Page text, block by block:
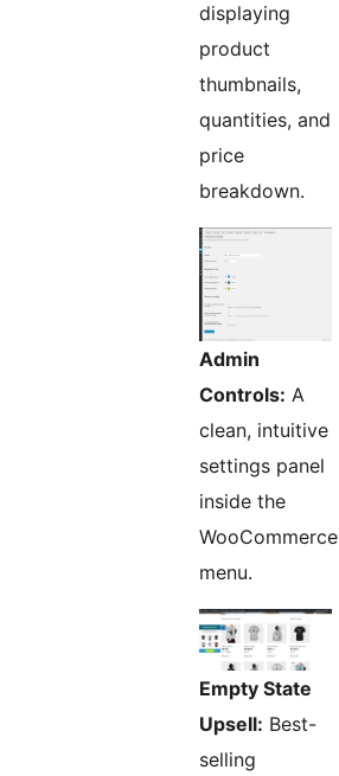
displaying
product
thumbnails,
quantities, and
price
breakdown.
Admin
Controls: A
clean, intuitive
settings panel
inside the
WooCommerce
menu.
Empty State
Upsell: Best-
selling